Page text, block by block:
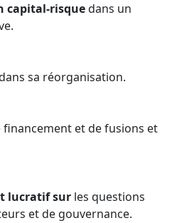
capital-risquedans un
sa réorganisation.
financement et de fusions et
lucratif sur les questions
et de gouvernance.